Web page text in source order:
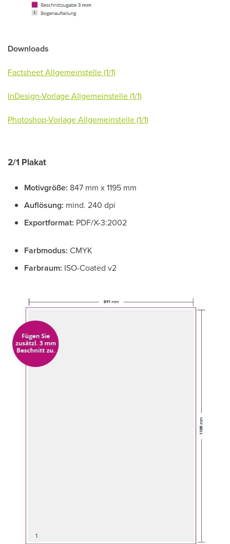
Downloads
Factsheet Allgemeinstelle (1/1)
InDesign-Vorlage Allgemeinstelle (1/1)
Photoshop-Vorlage Allgemeinstelle (1/1)
2/1 Plakat
Motivgröße: 847 mm x 1195 mm
Auflösung: mind. 240 dpi
Exportformat: PDF/X-3:2002
Farbmodus: CMYK
Farbraum: ISO-Coated v2